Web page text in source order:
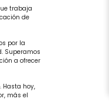
trabaja
de
por la
Superamos
a ofrecer
Hasta hoy,
más el